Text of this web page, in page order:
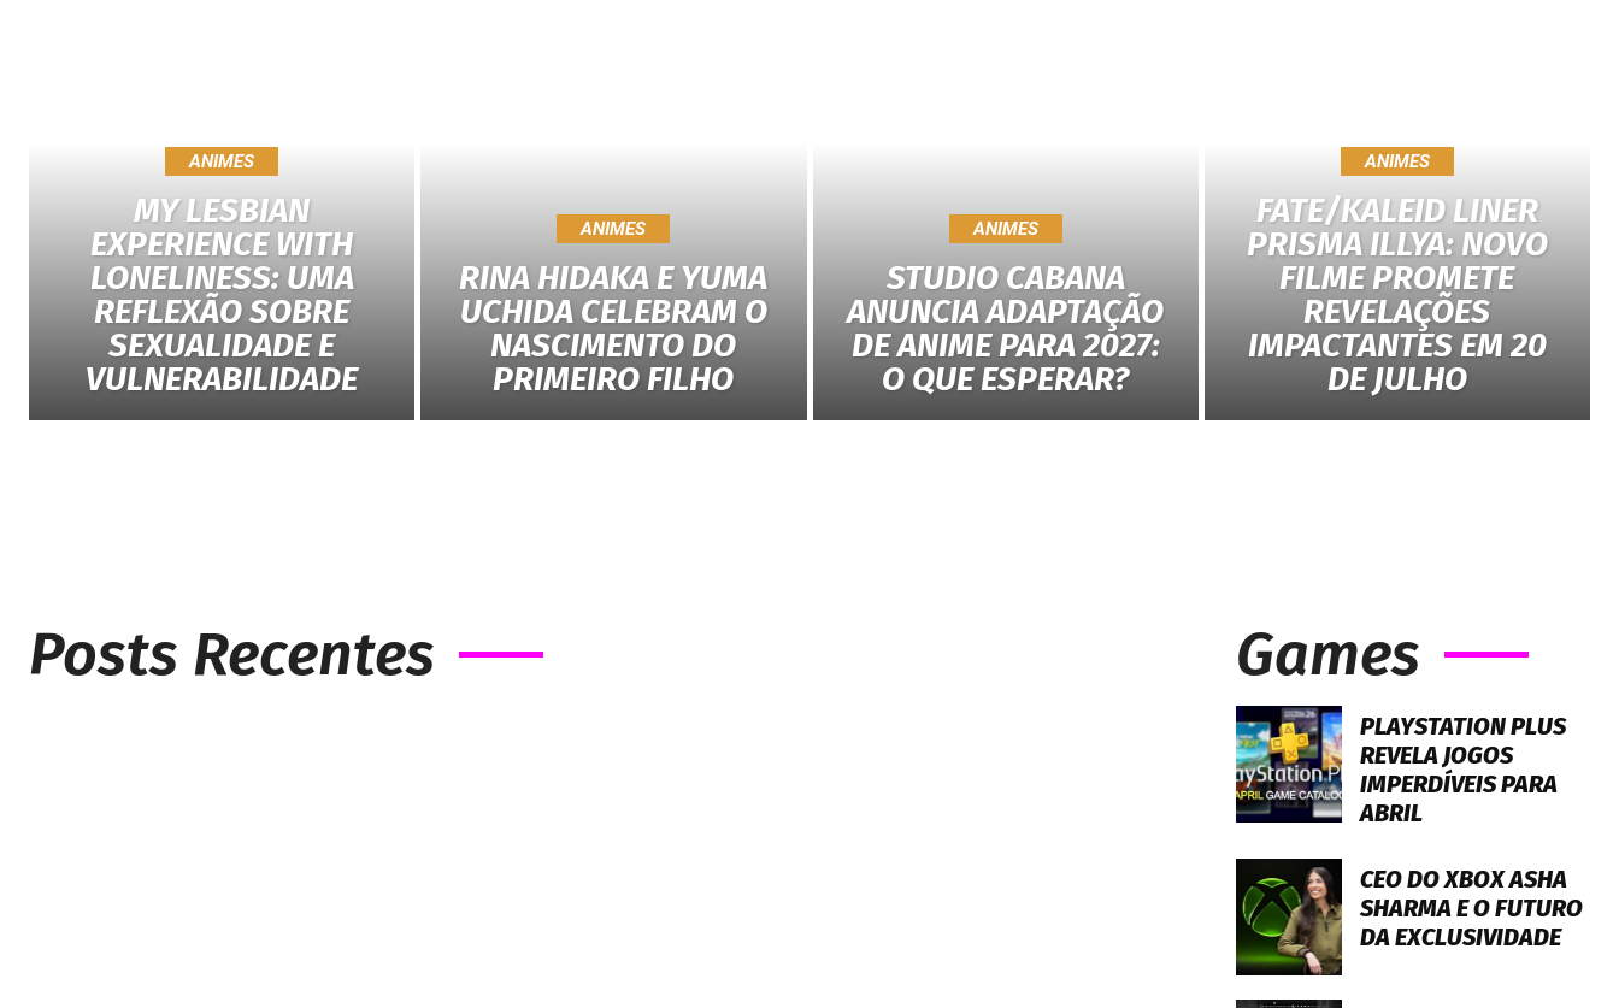
ANIMES
MY LESBIAN
EXPERIENCE WITH
LONELINESS: UMA
REFLEXÃO SOBRE
SEXUALIDADE E
VULNERABILIDADE
ANIMES
RINA HIDAKA E YUMA
UCHIDA CELEBRAM O
NASCIMENTO DO
PRIMEIRO FILHO
ANIMES
STUDIO CABANA
ANUNCIA ADAPTAÇÃO
DE ANIME PARA 2027:
O QUE ESPERAR?
ANIMES
FATE/KALEID LINER
PRISMA ILLYA: NOVO
FILME PROMETE
REVELAÇÕES
IMPACTANTES EM 20
DE JULHO
Posts Recentes Games
PLAYSTATION PLUS
REVELA JOGOS
IMPERDÍVEIS PARA
ABRIL
CEO DO XBOX ASHA
SHARMA E O FUTURO
DA EXCLUSIVIDADE